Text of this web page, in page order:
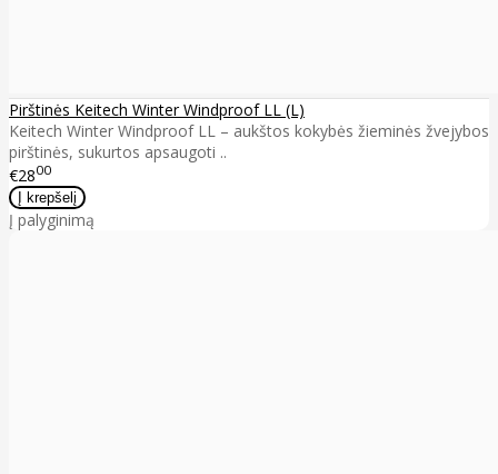
Pirštinės Keitech Winter Windproof LL (L)
Keitech Winter Windproof LL – aukštos kokybės žieminės žvejybos
pirštinės, sukurtos apsaugoti ..
€2800
Į palyginimą